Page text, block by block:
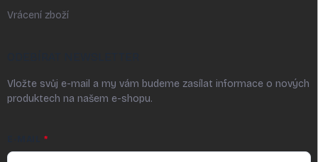
Vrácení zboží
Vložte svůj e-mail a my vám budeme zasílat informace o nových
produktech na našem e-shopu.